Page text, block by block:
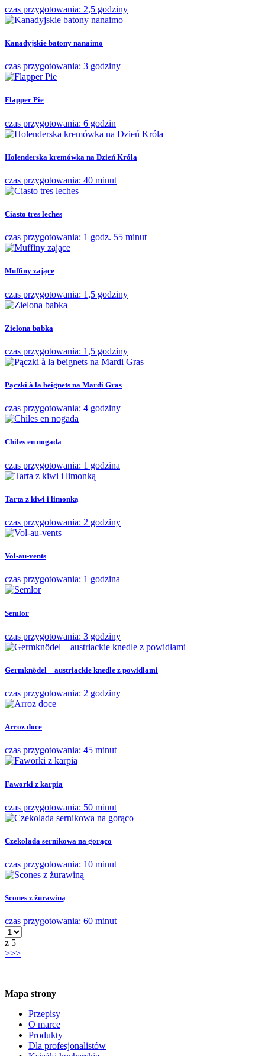
czas przygotowania: 2,5 godziny
Kanadyjskie batony nanaimo
czas przygotowania: 3 godziny
Flapper Pie
czas przygotowania: 6 godzin
Holenderska kremówka na Dzień Króla
czas przygotowania: 40 minut
Ciasto tres leches
czas przygotowania: 1 godz. 55 minut
Muffiny zające
czas przygotowania: 1,5 godziny
Zielona babka
czas przygotowania: 1,5 godziny
Pączki à la beignets na Mardi Gras
czas przygotowania: 4 godziny
Chiles en nogada
czas przygotowania: 1 godzina
Tarta z kiwi i limonką
czas przygotowania: 2 godziny
Vol-au-vents
czas przygotowania: 1 godzina
Semlor
czas przygotowania: 3 godziny
Germknödel – austriackie knedle z powidłami
czas przygotowania: 2 godziny
Arroz doce
czas przygotowania: 45 minut
Faworki z karpia
czas przygotowania: 50 minut
Czekolada sernikowa na gorąco
czas przygotowania: 10 minut
Scones z żurawiną
czas przygotowania: 60 minut
z 5
>>>
Mapa strony
Przepisy
O marce
Produkty
Dla profesjonalistów